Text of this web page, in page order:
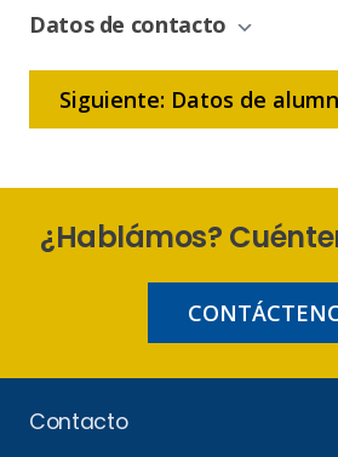
Bonificación
Datos de contacto
Siguiente: Datos de
¿Hablámos?
Contacto